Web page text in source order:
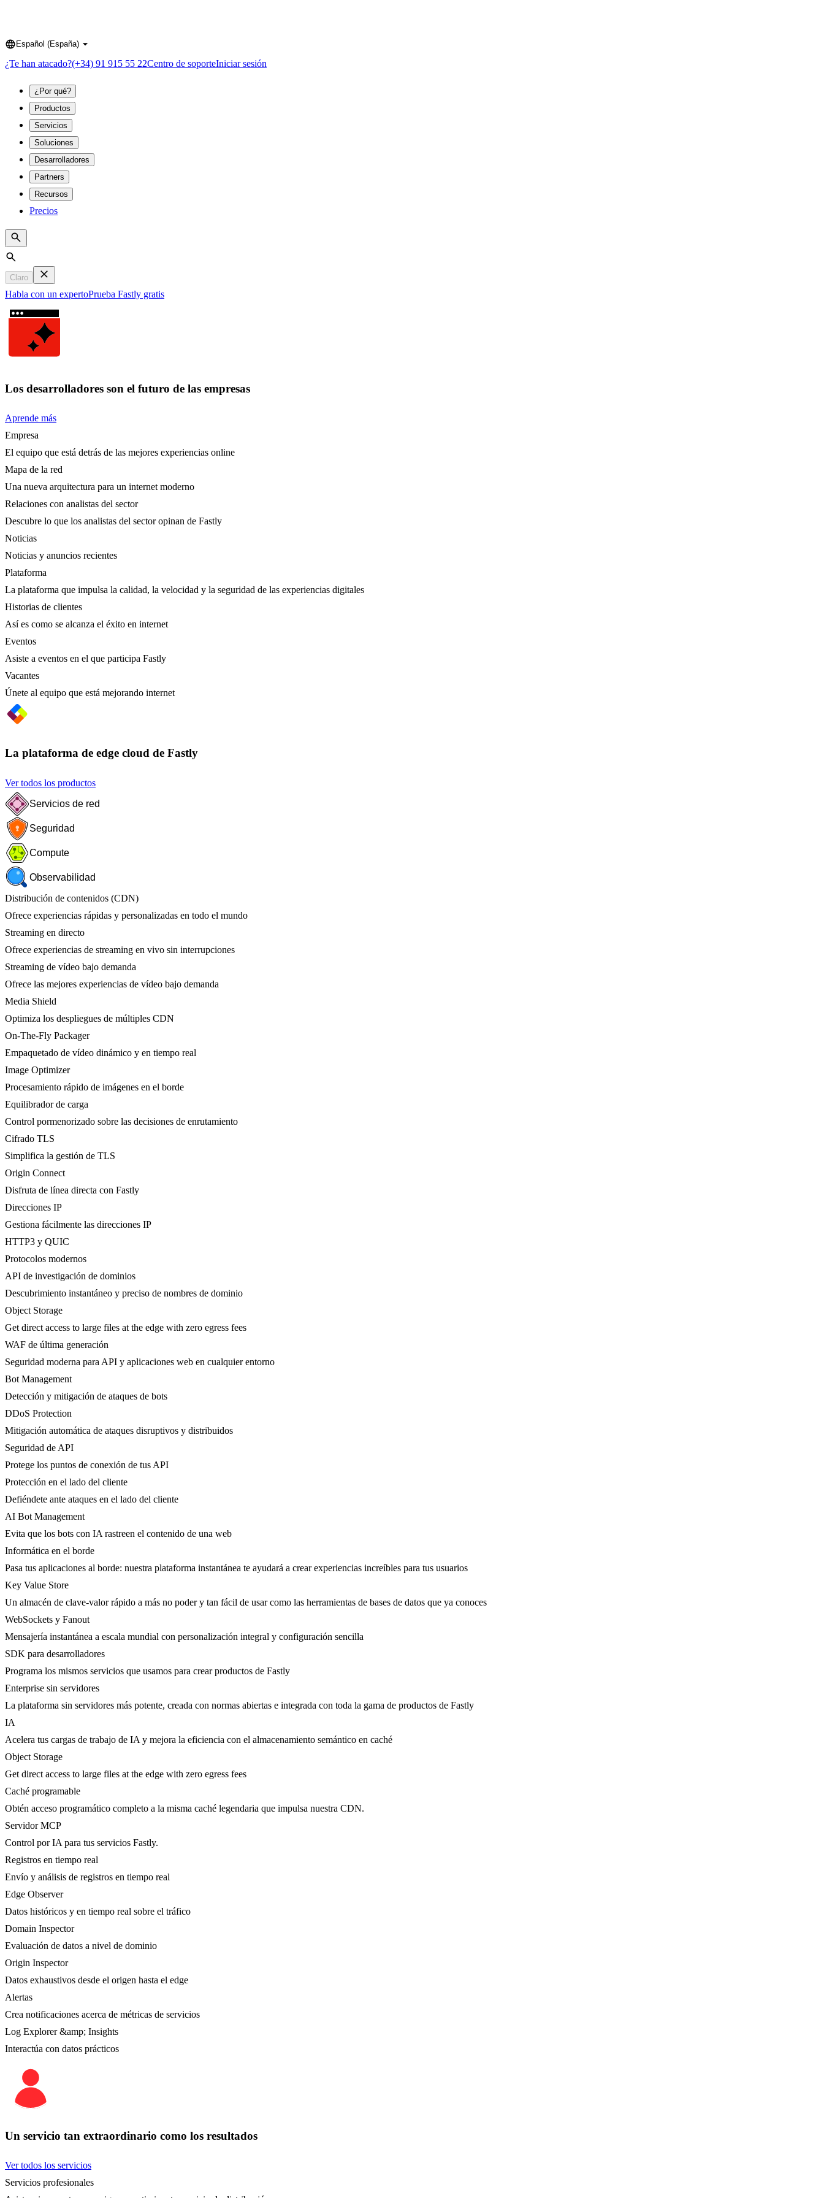
Language
Español (España)
¿Te han atacado?(+34) 91 915 55 22Centro de soporteIniciar sesión
¿Por qué?
Productos
Servicios
Soluciones
Desarrolladores
Partners
Recursos
Precios
Search
Claro
Habla con un expertoPrueba Fastly gratis
Los desarrolladores son el futuro de las empresas
Aprende más
Empresa
El equipo que está detrás de las mejores experiencias online
Mapa de la red
Una nueva arquitectura para un internet moderno
Relaciones con analistas del sector
Descubre lo que los analistas del sector opinan de Fastly
Noticias
Noticias y anuncios recientes
Plataforma
La plataforma que impulsa la calidad, la velocidad y la seguridad de las experiencias digitales
Historias de clientes
Así es como se alcanza el éxito en internet
Eventos
Asiste a eventos en el que participa Fastly
Vacantes
Únete al equipo que está mejorando internet
La plataforma de edge cloud de Fastly
Ver todos los productos
Servicios de red
Seguridad
Compute
Observabilidad
Distribución de contenidos (CDN)
Ofrece experiencias rápidas y personalizadas en todo el mundo
Streaming en directo
Ofrece experiencias de streaming en vivo sin interrupciones
Streaming de vídeo bajo demanda
Ofrece las mejores experiencias de vídeo bajo demanda
Media Shield
Optimiza los despliegues de múltiples CDN
On-The-Fly Packager
Empaquetado de vídeo dinámico y en tiempo real
Image Optimizer
Procesamiento rápido de imágenes en el borde
Equilibrador de carga
Control pormenorizado sobre las decisiones de enrutamiento
Cifrado TLS
Simplifica la gestión de TLS
Origin Connect
Disfruta de línea directa con Fastly
Direcciones IP
Gestiona fácilmente las direcciones IP
HTTP3 y QUIC
Protocolos modernos
API de investigación de dominios
Descubrimiento instantáneo y preciso de nombres de dominio
Object Storage
Get direct access to large files at the edge with zero egress fees
WAF de última generación
Seguridad moderna para API y aplicaciones web en cualquier entorno
Bot Management
Detección y mitigación de ataques de bots
DDoS Protection
Mitigación automática de ataques disruptivos y distribuidos
Seguridad de API
Protege los puntos de conexión de tus API
Protección en el lado del cliente
Defiéndete ante ataques en el lado del cliente
AI Bot Management
Evita que los bots con IA rastreen el contenido de una web
Informática en el borde
Pasa tus aplicaciones al borde: nuestra plataforma instantánea te ayudará a crear experiencias increíbles para tus usuarios
Key Value Store
Un almacén de clave-valor rápido a más no poder y tan fácil de usar como las herramientas de bases de datos que ya conoces
WebSockets y Fanout
Mensajería instantánea a escala mundial con personalización integral y configuración sencilla
SDK para desarrolladores
Programa los mismos servicios que usamos para crear productos de Fastly
Enterprise sin servidores
La plataforma sin servidores más potente, creada con normas abiertas e integrada con toda la gama de productos de Fastly
IA
Acelera tus cargas de trabajo de IA y mejora la eficiencia con el almacenamiento semántico en caché
Object Storage
Get direct access to large files at the edge with zero egress fees
Caché programable
Obtén acceso programático completo a la misma caché legendaria que impulsa nuestra CDN.
Servidor MCP
Control por IA para tus servicios Fastly.
Registros en tiempo real
Envío y análisis de registros en tiempo real
Edge Observer
Datos históricos y en tiempo real sobre el tráfico
Domain Inspector
Evaluación de datos a nivel de dominio
Origin Inspector
Datos exhaustivos desde el origen hasta el edge
Alertas
Crea notificaciones acerca de métricas de servicios
Log Explorer &amp; Insights
Interactúa con datos prácticos
Un servicio tan extraordinario como los resultados
Ver todos los servicios
Servicios profesionales